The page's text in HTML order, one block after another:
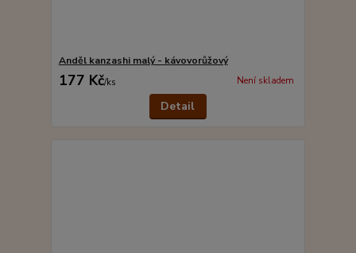
Anděl kanzashi malý - kávovorůžový
177 Kč/ks Není skladem
Detail